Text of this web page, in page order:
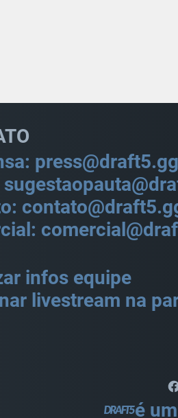
press@draft5.gg
infos equipe
livestream na
é